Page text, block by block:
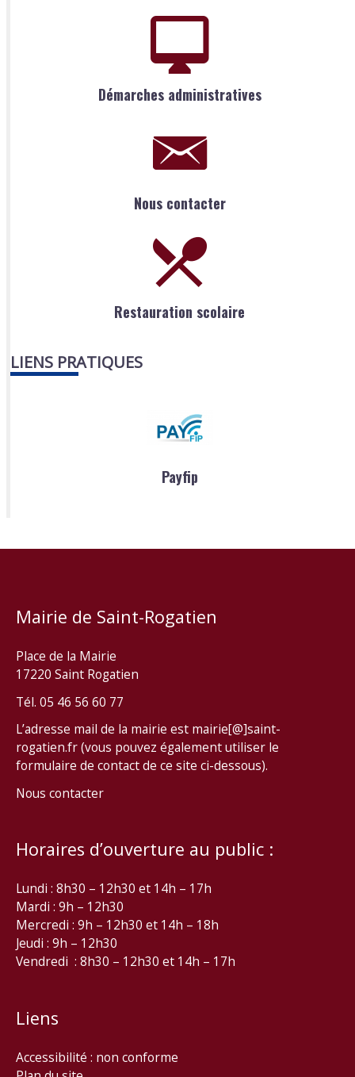
Démarches administratives
Nous contacter
Restauration scolaire
LIENS PRATIQUES
Payfip
Mairie de Saint-Rogatien
Place de la Mairie
17220 Saint Rogatien
Tél. 05 46 56 60 77
L’adresse mail de la mairie est mairie[@]saint-
rogatien.fr (vous pouvez également utiliser le
formulaire de contact de ce site ci-dessous).
Nous contacter
Horaires d’ouverture au public :
Lundi : 8h30 – 12h30 et 14h – 17h
Mardi : 9h – 12h30
Mercredi : 9h – 12h30 et 14h – 18h
Jeudi : 9h – 12h30
Vendredi : 8h30 – 12h30 et 14h – 17h
Liens
Accessibilité : non conforme